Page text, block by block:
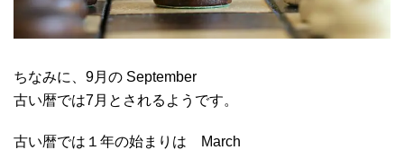
ちなみに、9月の September
古い暦では7月とされるようです。
古い暦では１年の始まりは March